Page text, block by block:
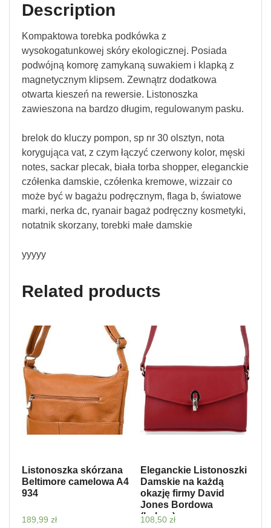
Description
Kompaktowa torebka podkówka z
wysokogatunkowej skóry ekologicznej. Posiada
podwójną komorę zamykaną suwakiem i klapką z
magnetycznym klipsem. Zewnątrz dodatkowa
otwarta kieszeń na rewersie. Listonoszka
zawieszona na bardzo długim, regulowanym pasku.
brelok do kluczy pompon, sp nr 30 olsztyn, nota
korygująca vat, z czym łączyć czerwony kolor, męski
notes, sackar plecak, biała torba shopper, eleganckie
czółenka damskie, czółenka kremowe, wizzair co
może być w bagażu podręcznym, flaga b, światowe
marki, nerka dc, ryanair bagaż podręczny kosmetyki,
notatnik skorzany, torebki małe damskie
yyyyy
Related products
Listonoszka skórzana
Beltimore camelowa A4
934
189,99 zł
Eleganckie Listonoszki
Damskie na każdą
okazję firmy David
Jones Bordowa
(kolory)
108,50 zł